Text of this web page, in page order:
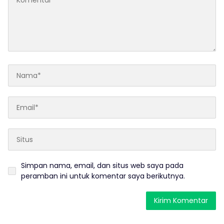
Simpan nama, email, dan situs web saya pada
peramban ini untuk komentar saya berikutnya.